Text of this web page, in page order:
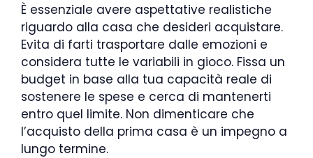
È essenziale avere aspettative realistiche
riguardo alla casa che desideri acquistare.
Evita di farti trasportare dalle emozioni e
considera tutte le variabili in gioco. Fissa un
budget in base alla tua capacità reale di
sostenere le spese e cerca di mantenerti
entro quel limite. Non dimenticare che
l’acquisto della prima casa è un impegno a
lungo termine.